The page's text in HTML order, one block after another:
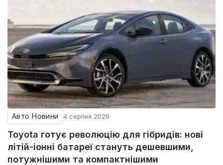
Авто Новини 4 серпня 2026
Toyota готує революцію для гібридів: нові
літій-іонні батареї стануть дешевшими,
потужнішими та компактнішими